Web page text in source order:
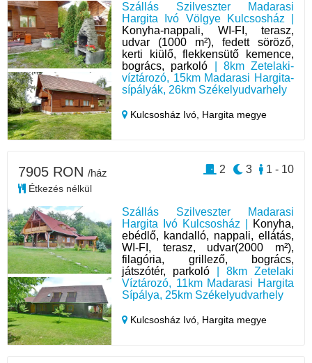
Szállás Szilveszter Madarasi
Hargita Ivó Völgye Kulcsosház |
Konyha-nappali, WI-FI, terasz,
udvar (1000 m²), fedett söröző,
kerti kiülő, flekkensütő kemence,
bogrács, parkoló | 8km Zetelaki-
víztározó, 15km Madarasi Hargita-
sípályák, 26km Székelyudvarhely
Kulcsosház Ivó, Hargita megye
Szállás Szilveszter Madarasi
Hargita Ivó Kulcsosház |
Konyha,
ebédlő, kandalló, nappali, ellátás,
WI-FI, terasz, udvar(2000 m²),
filagória, grillező, bogrács,
játszótér, parkoló | 8km Zetelaki
Víztározó, 11km Madarasi Hargita
Sípálya, 25km Székelyudvarhely
Kulcsosház Ivó, Hargita megye
7905 RON /ház
Étkezés nélkül
1 - 10
3
2